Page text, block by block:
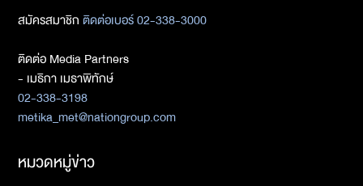
สมัครสมาชิกติดต่อเบอร์ 02-338-3000
ติดต่อ Media Partners
- เมธิกา เมธาพิทักษ์
02-338-3198
metika_met@nationgroup.com
หมวดหมู่ข่าว